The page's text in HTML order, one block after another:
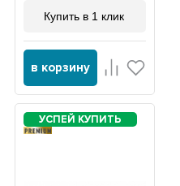
Купить в 1 клик
в корзину
PREMIUM